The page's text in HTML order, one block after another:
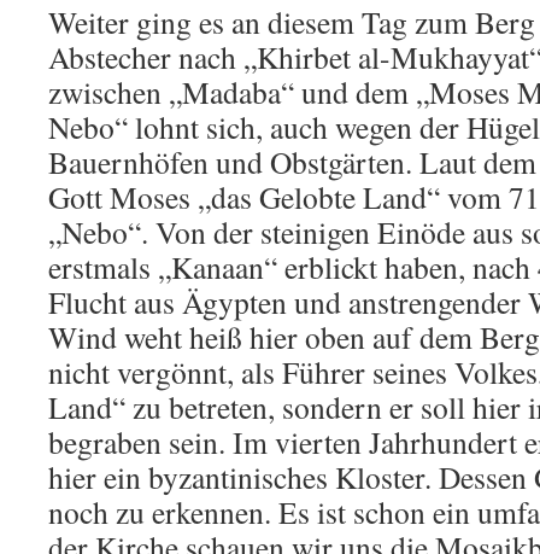
Weiter ging es an diesem Tag zum
Abstecher nach „Khirbet al-
zwischen „Madaba“ und dem „Moses
Nebo“ lohnt sich, auch wegen der
Bauernhöfen und Obstgärten. Laut
Gott Moses „das Gelobte Land“ vom
„Nebo“. Von der steinigen Einöde aus
erstmals „Kanaan“ erblickt haben,
Flucht aus Ägypten und anstrengender
Wind weht heiß hier oben auf dem
nicht vergönnt, als Führer seines
Land“ zu betreten, sondern er soll hier
begraben sein. Im vierten Jahrhundert
hier ein byzantinisches Kloster.
noch zu erkennen. Es ist schon ein